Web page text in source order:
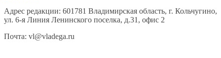
Адрес редакции: 601781 Владимирская область, г. Кольчугино,
ул. 6-я Линия Ленинского поселка, д.31, офис 2
Почта: vl@vladega.ru